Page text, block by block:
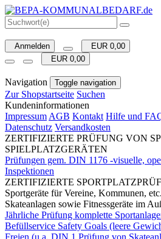
Anmelden
EUR 0,00
EUR 0,00
Navigation Toggle navigation
Zur Shopstartseite Suchen
Kundeninformationen
Impressum AGB Kontakt Hilfe und
Datenschutz Versandkosten
ZERTIFIZIERTE PRÜFUNG VON
SPIELPLATZGERÄTEN
Prüfungen gem. DIN 1176 -visuelle,
Inspektionen
ZERTIFIZIERTE
Sportgeräte für Vereine, Kommunen,
Skateanlagen sowie Fitnessgeräte im
Jährliche Prüfung komplette
Befüllservice Safety Goals (leere
Freien (u.a. DIN 1 Prüfung von